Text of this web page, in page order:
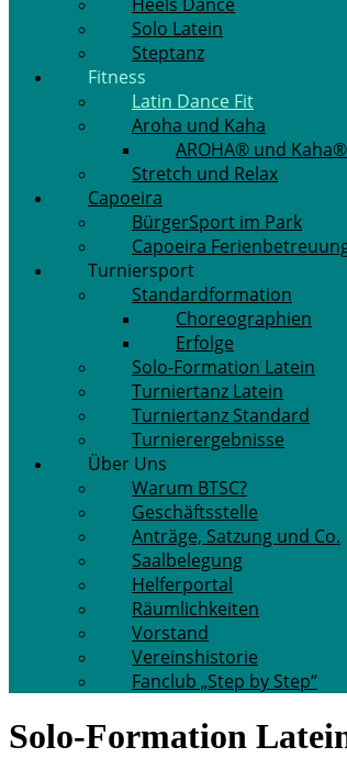
Solo Latein
Steptanz
Fitness
Latin Dance Fit
Aroha und Kaha
AROHA® und
Stretch und Relax
Capoeira
BürgerSport im Park
Capoeira
Turniersport
Standardformation
Choreographien
Erfolge
Solo-Formation Latein
Turniertanz Latein
Turniertanz Standard
Turnierergebnisse
Über Uns
Warum BTSC?
Geschäftsstelle
Anträge, Satzung und Co.
Saalbelegung
Helferportal
Räumlichkeiten
Vorstand
Vereinshistorie
Fanclub „Step by Step“
Solo-Formation